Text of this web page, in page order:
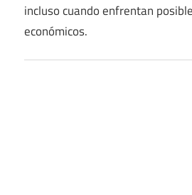
incluso cuando enfrentan
económicos.